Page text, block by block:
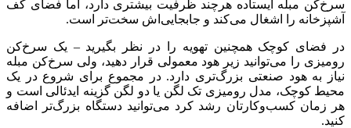
سرخ‌کن مبله ایستاده هرچند ظرفیت بیشتری دارد، اما فضای کف
آشپزخانه را اشغال می‌کند و جابجایی‌اش سخت‌تر است.
در فضای کوچک همچنین تهویه را در نظر بگیرید – یک سرخ‌کن
رومیزی را می‌توانید زیر هود معمولی قرار دهید، ولی سرخ‌کن مبله
نیاز به هود صنعتی بزرگ‌تری دارد. در مجموع برای شروع در یک
محیط کوچک، مدل رومیزی تک لگن یا دو لگن گزینه ایدئالی است و
هر زمان کسب‌وکارتان رشد کرد می‌توانید دستگاه بزرگ‌تر اضافه
کنید.